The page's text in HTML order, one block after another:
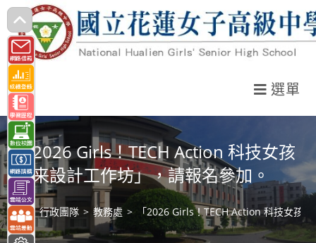
跳
轉
至
主
要
內
容
選單
「2026 Girls！TECH Action 科技女孩
未来設計工作坊」，請報名參加。
> 行政團隊 > 教務處 > 「2026 Girls！TECH Action 科技女孩